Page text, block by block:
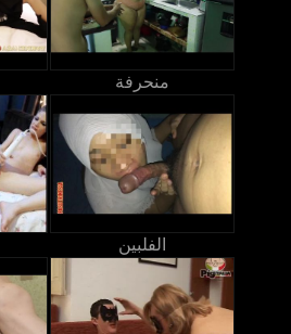
منحرفة
الفلبين